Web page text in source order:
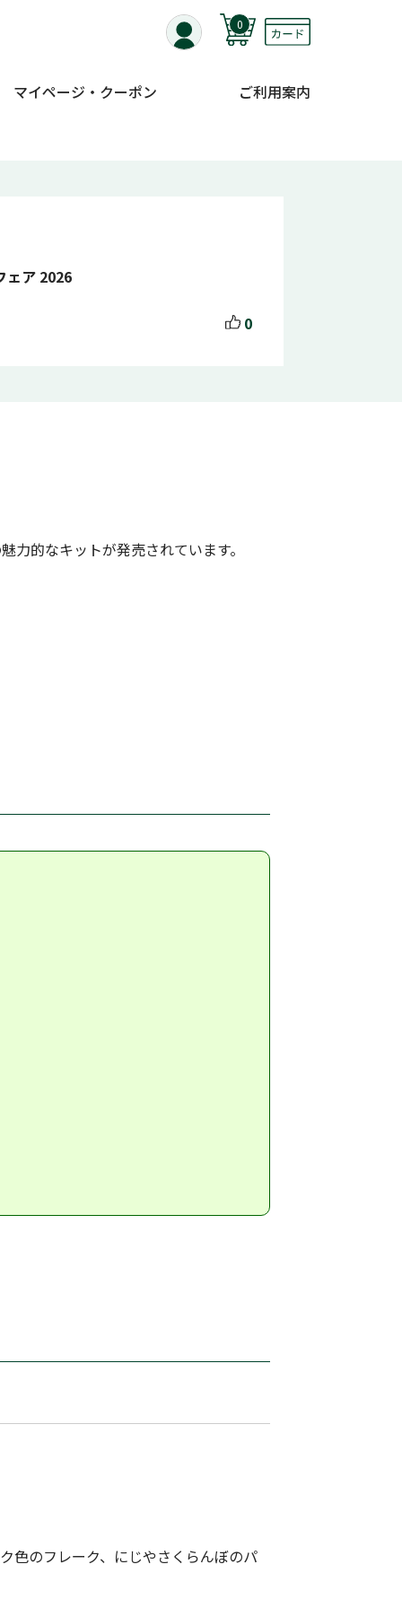
0
マイページ・クーポン ご利用案内
ェア 2026
0
的なキットが発売されています。
色のフレーク、にじやさくらんぼのパ